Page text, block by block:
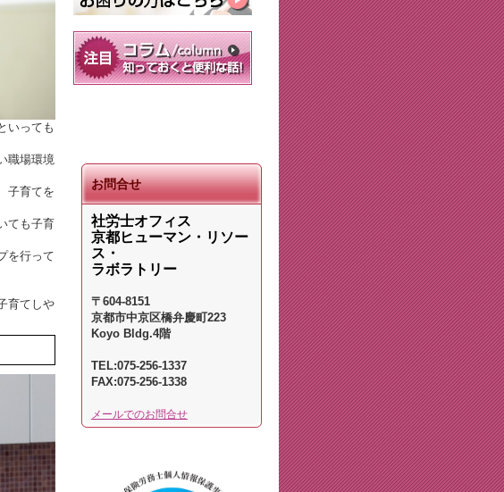
いっても
職場環境
子育てを
ても子育
を行って
育てしや
お問合せ
社労士オフィス
京都ヒューマン・リソー
ス・
ラボラトリー
〒604-8151
京都市中京区橋弁慶町223
Koyo Bldg.4階
TEL:075-256-1337
FAX:075-256-1338
メールでのお問合せ